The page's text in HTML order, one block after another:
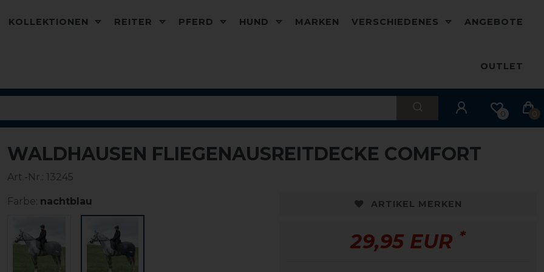
KOLLEKTIONEN REITER PFERD HUND MARKEN VERSCHIEDENES ANGEBOTE
OUTLET
0 0
WALDHAUSEN FLIEGENAUSREITDECKE COMFORT
Art.-Nr.: 13245
Farbe: nachtblau ARTIKEL MERKEN
29,95 EUR *